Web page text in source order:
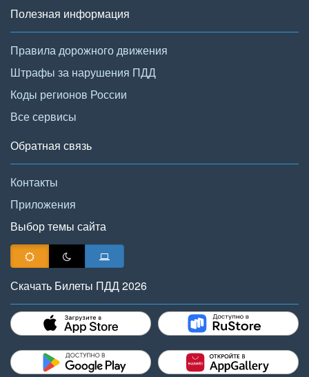
Полезная информация
Правила дорожного движения
Штрафы за нарушения ПДД
Коды регионов России
Все сервисы
Обратная связь
Контакты
Приложения
Выбор темы сайта
Скачать Билеты ПДД 2026